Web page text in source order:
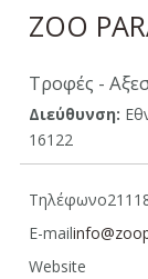
ZOO
Τροφές -
Διεύθυνση:
16122
Τηλέφωνο
E-mail
Website